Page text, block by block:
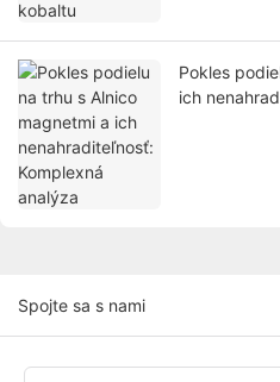
Pokles
ich
Spojte sa s nami